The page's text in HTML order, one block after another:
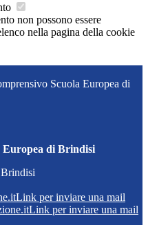
non possono essere
nella pagina della cookie
Scuola Europea di
Europea di Brindisi
Link per inviare una mail
Link per inviare una mail